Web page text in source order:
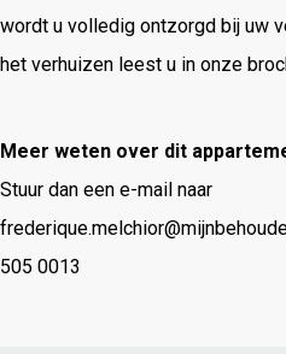
wordt u volledig ontzorgd bij uw
het verhuizen leest u in onze
Meer weten over dit
Stuur dan een e-mail naar
505 0013